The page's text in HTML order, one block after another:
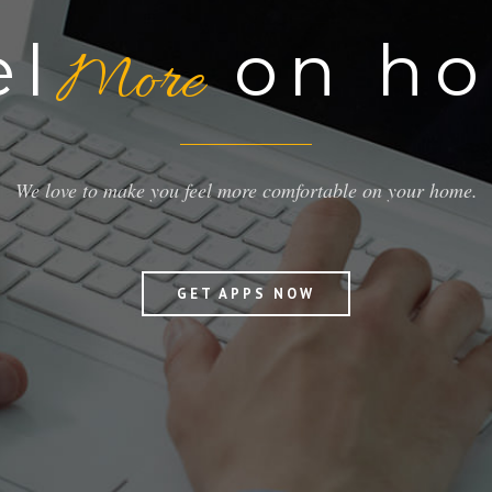
Moreon
We love to make you feel more comfortable on your home.
GET APPS NOW